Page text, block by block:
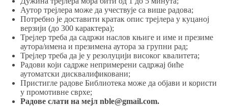
Аутор трејлера може да учествује са више радова;
Потребно је доставити кратак опис трејлера у куцаној
верзији (до 300 карактера);
Трејлер треба да садржи наслов књиге и име и презиме
аутора/имена и презимена аутора за групни рад;
Трејлер треба да је у резолуцији високог квалитета;
Радови који садрже непримерени садржај биће
аутоматски дисквалификовани;
Пристигле радове Библиотека може да објави и користи
у промотивне сврхе;
Радове слати на мејл nble@gmail.com.